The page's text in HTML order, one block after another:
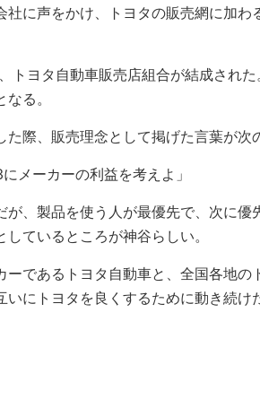
に声をかけ、トヨタの販売網に加わ
ヨタ自動車販売店組合が結成された
る。
際、販売理念として掲げた言葉が次
メーカーの利益を考えよ」
、製品を使う人が最優先で、次に優
ているところが神谷らしい。
であるトヨタ自動車と、全国各地の
にトヨタを良くするために動き続け